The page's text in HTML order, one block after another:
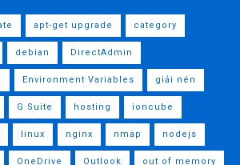
apt-get upgrade category
debian DirectAdmin
Environment Variables giải nén
G Suite hosting ioncube
linux nginx nmap nodejs
OneDrive Outlook out of memory